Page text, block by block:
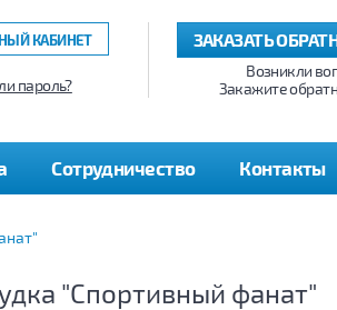
ЗАКАЗАТЬ
Возникли
Закажите
КАБИНЕТ
пароль?
Сотрудничество Контакты
"Спортивный фанат"